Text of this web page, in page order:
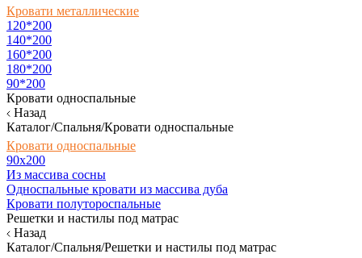
Кровати металлические
120*200
140*200
160*200
180*200
90*200
Кровати односпальные
Назад
Каталог/Спальня/Кровати односпальные
Кровати односпальные
90х200
Из массива сосны
Односпальные кровати из массива дуба
Кровати полутороспальные
Решетки и настилы под матрас
Назад
Каталог/Спальня/Решетки и настилы под матрас